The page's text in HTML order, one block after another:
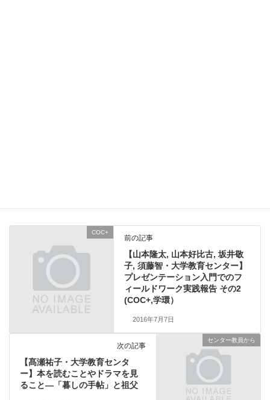
COC+
前の記事
【山本隆太, 山本好比古, 坂井敬
子, 須藤智・大学教育センター】
プレゼンテーション入門でのフ
ィールドワーク実践報告 その2
(COC+,学環）
2016年7月7日
センター教員から
次の記事
【髙瀬祐子・大学教育センタ
ー】本を読むことやドラマを見
ること―「暮しの手帖」と祖父